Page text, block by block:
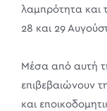
λαμπρότητα και
28 και 29
Μέσα από αυτή
επιβεβαιώνουν
και